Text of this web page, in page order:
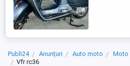
Publi24 Anunțuri Auto moto Moto
Vfr rc36